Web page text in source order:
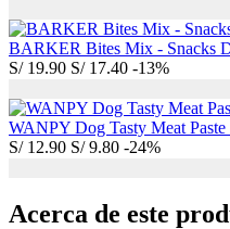
BARKER Bites Mix - Snacks
S/19.90 S/17.40 -13%
WANPY Dog Tasty Meat
S/12.90 S/9.80 -24%
Acerca de este